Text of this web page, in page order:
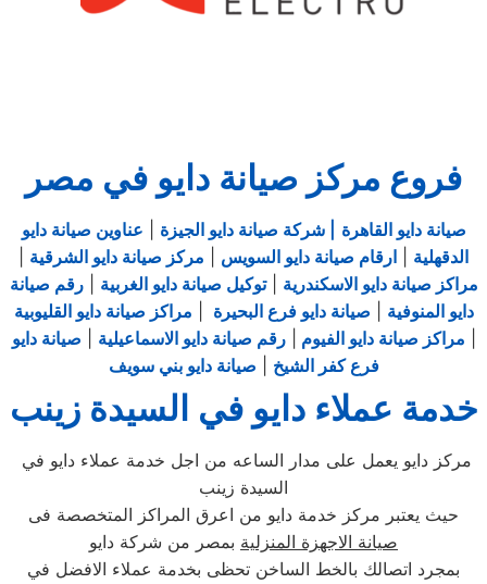
فروع مركز صيانة دايو في مصر
صيانة دايو القاهرة | شركة صيانة دايو الجيزة
عناوين صيانة دايو
الدقهلية
ارقام صيانة دايو السويس مركز صيانة دايو الشرقية
مراكز صيانة دايو الاسكندرية |توكيل صيانة دايو الغربية |رقم صيانة
دايو المنوفية
صيانة دايو فرع البحيرة
مراكز صيانة دايو القليوبية
مراكز صيانة دايو الفيوم |رقم صيانة دايو الاسماعيلية
صيانة دايو
فرع كفر الشيخ
صيانة دايو بني سويف
خدمة عملاء دايو في السيدة زينب
السيدة زينب
حيث يعتبر مركز خدمة دايو من اعرق المراكز المتخصصة فى
صيانة الاجهزة المنزلية بمصر من شركة دايو
بمجرد اتصالك بالخط الساخن تحظى بخدمة عملاء الافضل في